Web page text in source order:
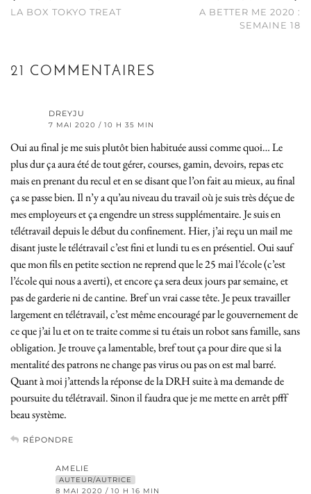
LA BOX TOKYO TREAT
A BETTER ME 2020 :
SEMAINE 18
21 COMMENTAIRES
DREYJU
7 MAI 2020 / 10 H 35 MIN
Oui au final je me suis plutôt bien habituée aussi comme quoi… Le
plus dur ça aura été de tout gérer, courses, gamin, devoirs, repas etc
mais en prenant du recul et en se disant que l’on fait au mieux, au final
ça se passe bien. Il n’y a qu’au niveau du travail où je suis très déçue de
mes employeurs et ça engendre un stress supplémentaire. Je suis en
télétravail depuis le début du confinement. Hier, j’ai reçu un mail me
disant juste le télétravail c’est fini et lundi tu es en présentiel. Oui sauf
que mon fils en petite section ne reprend que le 25 mai l’école (c’est
l’école qui nous a averti), et encore ça sera deux jours par semaine, et
pas de garderie ni de cantine. Bref un vrai casse tête. Je peux travailler
largement en télétravail, c’est même encouragé par le gouvernement de
ce que j’ai lu et on te traite comme si tu étais un robot sans famille, sans
obligation. Je trouve ça lamentable, bref tout ça pour dire que si la
mentalité des patrons ne change pas virus ou pas on est mal barré.
Quant à moi j’attends la réponse de la DRH suite à ma demande de
poursuite du télétravail. Sinon il faudra que je me mette en arrêt pfff
beau système.
RÉPONDRE
AMELIE
AUTEUR/AUTRICE
8 MAI 2020 / 10 H 16 MIN